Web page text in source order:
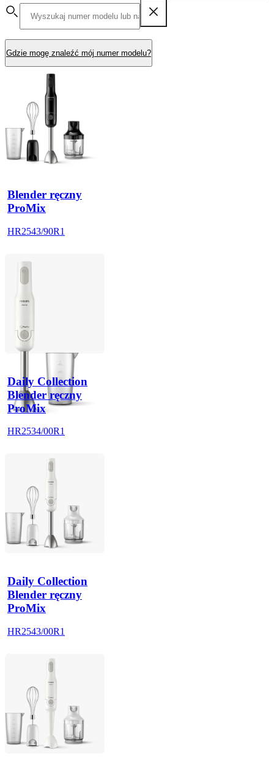
Gdzie mogę znaleźć mój numer modelu?
Blender ręczny
ProMix
HR2543/90R1
Daily Collection
Blender ręczny
ProMix
HR2534/00R1
Daily Collection
Blender ręczny
ProMix
HR2543/00R1